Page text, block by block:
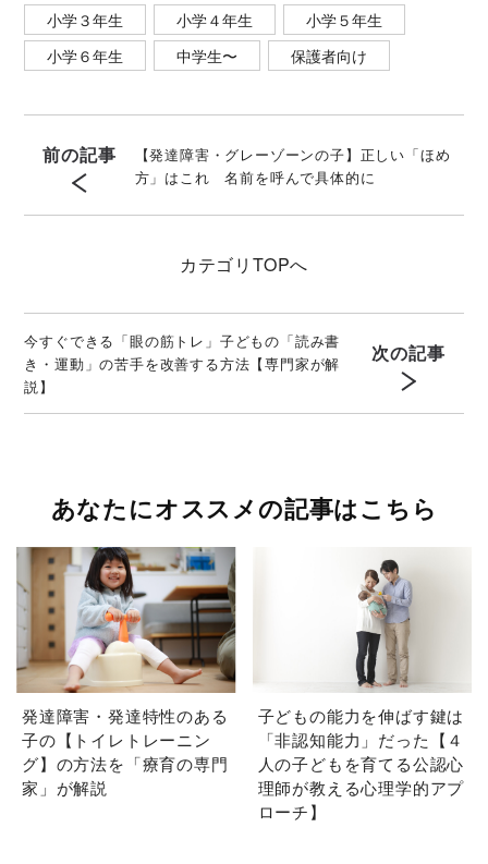
小学３年生
小学４年生
小学５年生
小学６年生
中学生〜 保護者向け
前の記事
【発達障害・グレーゾーンの子】正しい「ほめ
方」はこれ 名前を呼んで具体的に
カテゴリ TOPへ
今すぐできる「眼の筋トレ」子どもの「読み書
き・運動」の苦手を改善する方法【専門家が解
説】
次の記事
あなたにオススメの記事はこちら
発達障害・発達特性のある
子の【トイレトレーニン
グ】の方法を「療育の専門
家」が解説
子どもの能力を伸ばす鍵は
「非認知能力」だった【４
人の子どもを育てる公認心
理師が教える心理学的アプ
ローチ】